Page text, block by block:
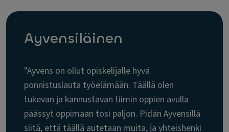
Ayvensiläinen
"Ayvens on ollut opiskelijalle hyvä
ponnistuslauta työelämään. Täällä olen
tukevan ja kannustavan tiimin oppien avulla
päässyt oppimaan tosi paljon. Pidän Ayvensillä
siitä, että täällä autetaan muita, ja yhteishenki